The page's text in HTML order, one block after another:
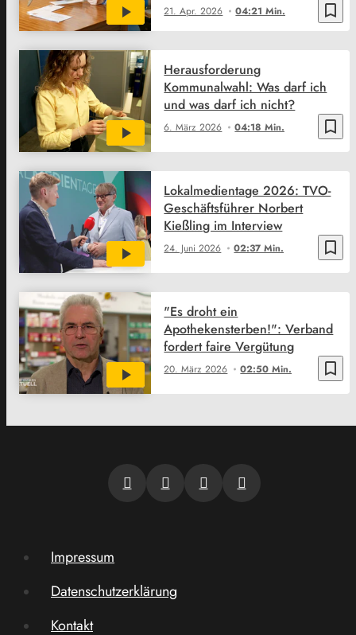
bookmark_border
21. Apr. 2026 04:21 Min.
bookmark_border
6. März 2026 04:18 Min.
Herausforderung
Kommunalwahl: Was darf ich
und was darf ich nicht?
bookmark_border
24. Juni 2026 02:37 Min.
Lokalmedientage 2026: TVO-
Geschäftsführer Norbert
Kießling im Interview
bookmark_border
20. März 2026 02:50 Min.
"Es droht ein
Apothekensterben!": Verband
fordert faire Vergütung
Impressum
Datenschutzerklärung
Kontakt